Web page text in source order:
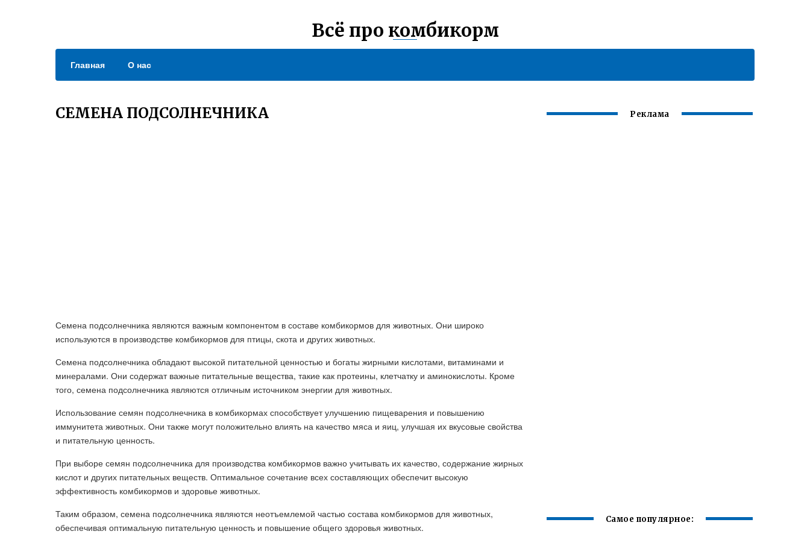
Всё про комбикорм
Главная О нас
СЕМЕНА ПОДСОЛНЕЧНИКА
Семена подсолнечника являются важным компонентом в составе комбикормов для животных. Они широко
используются в производстве комбикормов для птицы, скота и других животных.
Семена подсолнечника обладают высокой питательной ценностью и богаты жирными кислотами, витаминами и
минералами. Они содержат важные питательные вещества, такие как протеины, клетчатку и аминокислоты. Кроме
того, семена подсолнечника являются отличным источником энергии для животных.
Использование семян подсолнечника в комбикормах способствует улучшению пищеварения и повышению
иммунитета животных. Они также могут положительно влиять на качество мяса и яиц, улучшая их вкусовые свойства
и питательную ценность.
При выборе семян подсолнечника для производства комбикормов важно учитывать их качество, содержание жирных
кислот и других питательных веществ. Оптимальное сочетание всех составляющих обеспечит высокую
эффективность комбикормов и здоровье животных.
Таким образом, семена подсолнечника являются неотъемлемой частью состава комбикормов для животных,
обеспечивая оптимальную питательную ценность и повышение общего здоровья животных.
Реклама
Самое популярное: